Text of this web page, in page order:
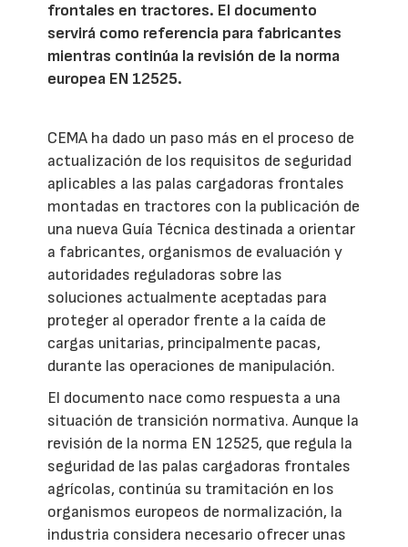
frontales en tractores. El documento
servirá como referencia para fabricantes
mientras continúa la revisión de la norma
europea EN 12525.
CEMA ha dado un paso más en el proceso de
actualización de los requisitos de seguridad
aplicables a las palas cargadoras frontales
montadas en tractores con la publicación de
una nueva Guía Técnica destinada a orientar
a fabricantes, organismos de evaluación y
autoridades reguladoras sobre las
soluciones actualmente aceptadas para
proteger al operador frente a la caída de
cargas unitarias, principalmente pacas,
durante las operaciones de manipulación.
El documento nace como respuesta a una
situación de transición normativa. Aunque la
revisión de la norma EN 12525, que regula la
seguridad de las palas cargadoras frontales
agrícolas, continúa su tramitación en los
organismos europeos de normalización, la
industria considera necesario ofrecer unas